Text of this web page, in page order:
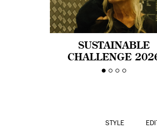
SUSTAINABLE
CHALLENGE
CELEBRA LA
STYLE